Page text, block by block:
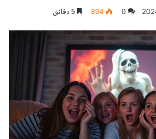
0
894